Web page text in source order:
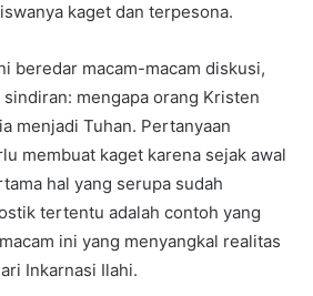
kaget dan terpesona.
beredar macam-macam diskusi,
mengapa orang Kristen
menjadi Tuhan. Pertanyaan
membuat kaget karena sejak awal
hal yang serupa sudah
tertentu adalah contoh yang
ini yang menyangkal realitas
Inkarnasi Ilahi.